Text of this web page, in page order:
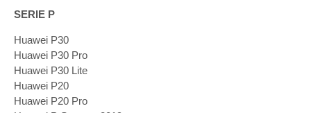
SERIE P
Huawei P30
Huawei P30 Pro
Huawei P30 Lite
Huawei P20
Huawei P20 Pro